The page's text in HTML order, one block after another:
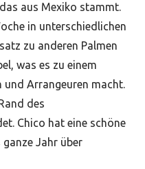
aus Mexiko stammt.
in unterschiedlichen
zu anderen Palmen
was es zu einem
und Arrangeuren macht.
des
Chico hat eine schöne
Jahr über